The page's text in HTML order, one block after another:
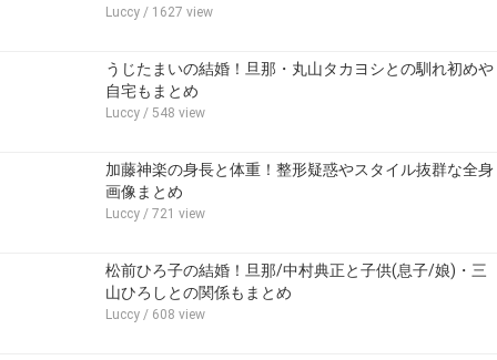
Luccy / 1627 view
うじたまいの結婚！旦那・丸山タカヨシとの馴れ初めや
自宅もまとめ
Luccy / 548 view
加藤神楽の身長と体重！整形疑惑やスタイル抜群な全身
画像まとめ
Luccy / 721 view
松前ひろ子の結婚！旦那/中村典正と子供(息子/娘)・三
山ひろしとの関係もまとめ
Luccy / 608 view